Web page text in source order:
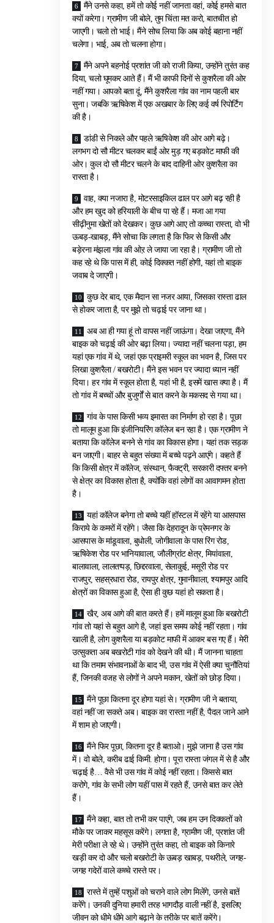
मैंने उनसे कहा, हमें तो कोई नहीं जानता वहां, कोई हमसे बात
क्यों करेगा। ग्रामीण जी बोले, तुम चिंता मत करो, बातचीत हो
जाएगी। चलो तो भाई। मैंने सोच लिया कि अब कोई बहाना नहीं
चलेगा। भाई, अब तो चलना होगा।
मैंने अपने बहनोई प्रशांत जी को राजी किया, उन्होंने तुरंत कह
दिया, चलो घूमकर आते हैं। मैं भी काफी दिनों से कुशरैला की ओर
नहीं गया। आपको बता दूं, मैंने कुशरैला गांव का नाम पहली बार
सुना। जबकि ऋषिकेश में एक अखबार के लिए कई वर्ष रिपोर्टिंग
की है।
डांडी से निकले और पहले ऋषिकेश की ओर आगे बढ़े।
लगभग दो सौ मीटर चलकर बाईं ओर मुड़ गए बड़कोट माफी की
ओर। कुल दो सौ मीटर चलने के बाद दाहिनी ओर कुशरैला का
रास्ता है।
वाह, क्या नजारा है, मोटरसाइकिल ढाल पर आगे बढ़ रही है
और हम खुद को हरियाली के बीच पा रहे हैं। मजा आ गया
सीढ़ीनुमा खेतों को देखकर। कुछ आगे आए तो कच्चा रास्ता, वो भी
ऊबड़-खाबड़, मैंने सोचा कि लगता है कि फिर से किसी और
बड़ेरना मंझला गांव की ओऱ ले जाया जा रहा है। ग्रामीण जी तो
कह रहे थे कि पास में ही, कोई दिक्कत नहीं होगी, यहां तो बाइक
जवाब दे जाएगी।
कुछ देर बाद, एक मैदान सा नजर आया, जिसका रास्ता ढाल
से होकर जाता है, पर मुझे तो चढ़ाई पर जाना था।
अब आ ही गया हूं तो वापस नहीं जाऊंगा। देखा जाएगा, मैंने
बाइक को चढ़ाई की ओर बढ़ा लिया। ज्यादा नहीं चलना पड़ा, हम
यहां एक गांव में थे, जहां एक प्राइमरी स्कूल का भवन है, जिस पर
लिखा कुशरैला / बखरोटी। मैंने इस भवन पर ज्यादा ध्यान नहीं
दिया। हर गांव में स्कूल होता है, यहां भी है, इसमें खास क्या है। मैं
तो गांव में बच्चों और बुजुर्गों से बात करने के मकसद से गया था।
गांव के पास किसी भव्य इमारत का निर्माण हो रहा है। पूछा
तो मालूम हुआ कि इंजीनियरिंग कॉलेज बन रहा है। एक ग्रामीण ने
बताया कि कॉलेज बनने से गांव का विकास होगा। यहां तक सड़क
बन जाएगी। बाहर से बहुत संख्या में बच्चे पढ़ने आएंगे। कहते हैं
कि किसी क्षेत्र में कॉलेज, संस्थान, फैक्ट्री, सरकारी दफ्तर बनने
से क्षेत्र का विकास होता है, क्योंकि वहां लोगों का आवागमन होता
है।
यहां कॉलेज बनेगा तो बच्चे यहीं हॉस्टल में रहेंगे या आसपास
किराये के कमरों में रहेंगे। जैसा कि देहरादून के प्रेमनगर के
आसपास के मांडूवाला, बुधोली, जोगीवाला के पास रिंग रोड,
ऋषिकेश रोड पर भानियावाला, जौलीग्रांट क्षेत्र, मियांवाला,
बालावाला, लालतप्पड़, छिद्दरवाला, सेलाकुई, मसूरी रोड पर
राजपुर, सहस्रधारा रोड, रायपुर क्षेत्र, गुमानीवाला, श्यामपुर आदि
क्षेत्रों का विकास हुआ है, ऐसा ही कुछ यहां हो सकता है।
खैर, अब आगे की बात करते हैं। हमें मालूम हुआ कि बखरोटी
गांव तो यहां से बहुत आगे है, जहां इस समय कोई नहीं रहता। गांव
खाली है, लोग कुशरैला या बड़कोट माफी में आकर बस गए हैं। मेरी
उत्सुकता अब बखरोटी गांव को देखने की थी। मैं जानना चाहता
था कि तमाम संभावनाओं के बाद भी, उस गांव में ऐसी क्या चुनौतियां
हैं, जिनकी वजह से लोगों ने अपने मकान, खेतों को छोड़ दिया।
मैंने पूछा कितना दूर होगा यहां से। ग्रामीण जी ने बताया,
वहां नहीं जा सकते अब। बाइक का रास्ता नहीं है, पैदल जाने आने
में शाम हो जाएगी।
मैंने फिर पूछा, कितना दूर है बताओ। मुझे जाना है उस गांव
में। वो बोले, करीब ढाई किमी. होगा। पूरा रास्ता जंगल में से है और
चढ़ाई है… वैसे भी उस गांव में कोई नहीं रहता। किससे बात
करोगे, गांव के सभी लोग यहीं पास में रहते हैं, उनसे बात कर लेते
हैं।
मैंने कहा, बात तो तभी कर पाएंगे, जब हम उन दिक्कतों को
मौके पर जाकर महसूस करेंगे। लगता है, ग्रामीण जी, प्रशांत जी
मेरी परीक्षा ले रहे थे। उन्होंने तुरंत कहा, तो बाइक को किनारे
खड़ी कर दो और चलो बखरोटी के ऊबड़ खाबड़, पथरीले, जगह-
जगह गदेरों वाले कच्चे रास्ते पर।
रास्ते में तुम्हें पशुओं को चराने वाले लोग मिलेंगे, उनसे बातें
करेंगे। उनकी दुनिया हमारी तरह भागदौड़ वाली नहीं है, इसलिए
जीवन को धीमे धीमे आगे बढ़ाने के तरीके पर बातें करेंगे।